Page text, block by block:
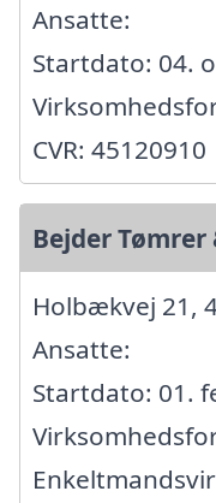
Ansatte:
Startdato: 04.
CVR: 45120910
Bejder Tømrer
Holbækvej 21,
Ansatte:
Startdato: 01.